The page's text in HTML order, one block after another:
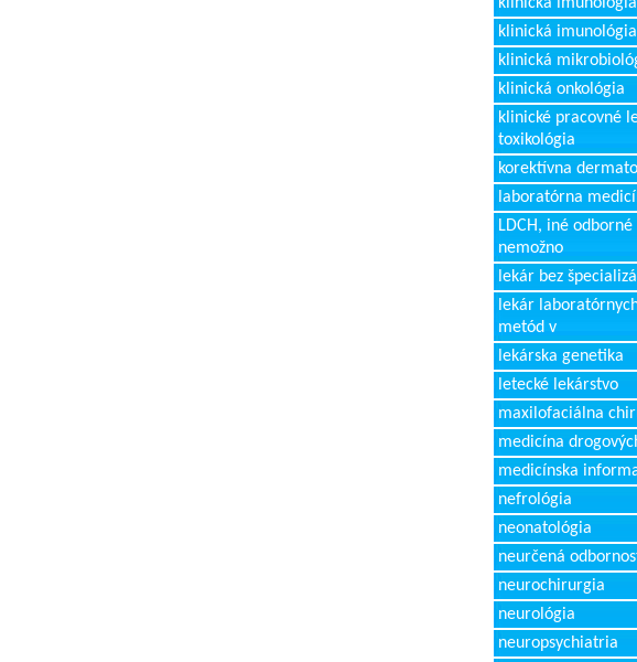
klinická
klinická
klinická onkológia
klinické pracovné
toxikológia
korektívna
laboratórna
LDCH, iné
nemožno
lekár bez
lekár
metód v
lekárska genetika
letecké lekárstvo
maxilofaciálna
medicína
medicínska
nefrológia
neonatológia
neurčená
neurochirurgia
neurológia
neuropsychiatria